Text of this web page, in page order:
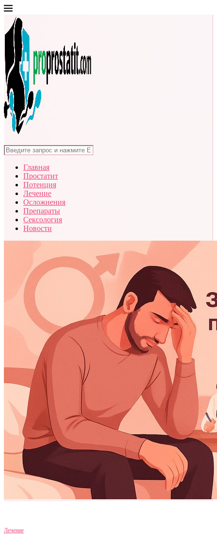
Главная
Простатит
Потенция
Лечение
Осложнения
Препараты
Сексология
Новости
Лечение